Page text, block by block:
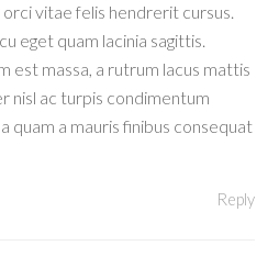
vitae felis hendrerit cursus.
eget quam lacinia sagittis.
est massa, a rutrum lacus mattis
nisl ac turpis condimentum
quam a mauris finibus consequat
Reply